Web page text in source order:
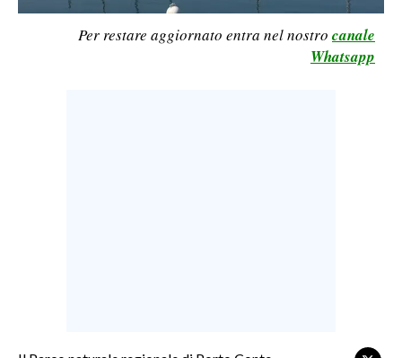
LAVORO
Per restare aggiornato entra nel nostro canale
Whatsapp